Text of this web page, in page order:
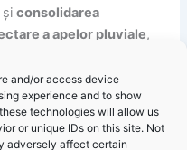
and/or access device
experience and to show
technologies will allow us
or unique IDs on this site. Not
adversely affect certain
șiconsolidarea
a apelor pluviale,
după
necesar pentru